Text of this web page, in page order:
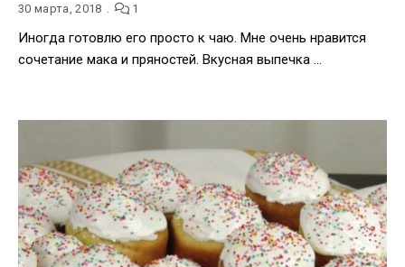
30 марта, 2018 1
Иногда готовлю его просто к чаю. Мне очень нравится
сочетание мака и пряностей. Вкусная выпечка …